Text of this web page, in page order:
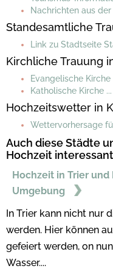
Nachrichten aus der
Standesamtliche
Link zu Stadtseite
Kirchliche Trauung
Evangelische Kirche
Katholische Kirche ...
Hochzeitswetter in
Wettervorhersage
Auch diese Städte
Hochzeit
Hochzeit in Trier
Umgebung
In Trier kann nicht nur
werden. Hier können
gefeiert werden, on
Wasser....